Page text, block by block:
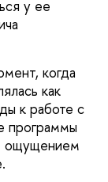
у ее
когда
как
к работе с
программы
ощущением